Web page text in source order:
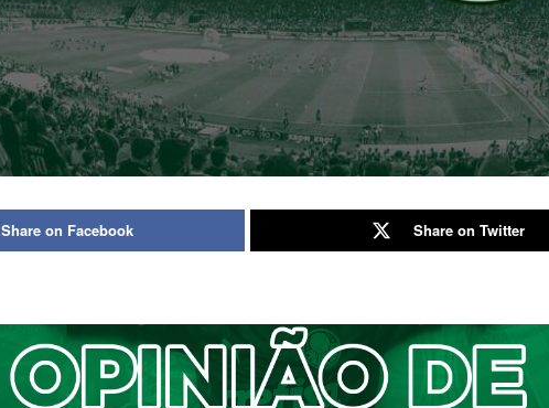
Share on Facebook Share on Twitter